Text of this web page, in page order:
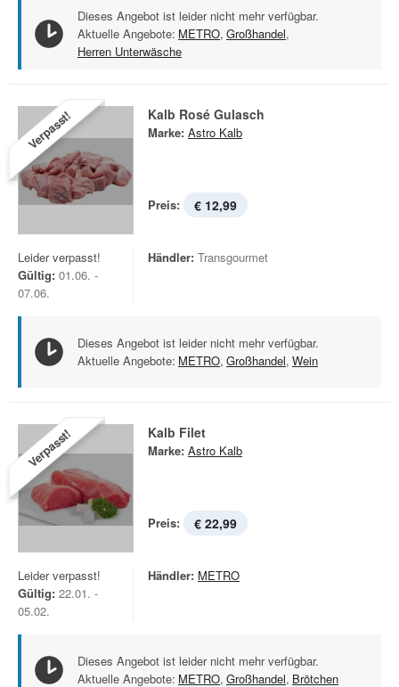
Dieses Angebot ist leider nicht mehr verfügbar.
Aktuelle Angebote: METRO, Großhandel,
Herren Unterwäsche
Verpasst! Kalb Rosé Gulasch
Marke: Astro Kalb
Preis: € 12,99
Leider verpasst!
Gültig: 01.06. -
07.06.
Händler: Transgourmet
Dieses Angebot ist leider nicht mehr verfügbar.
Aktuelle Angebote: METRO, Großhandel, Wein
Verpasst! Kalb Filet
Marke: Astro Kalb
Preis: € 22,99
Leider verpasst!
Gültig: 22.01. -
05.02.
Händler: METRO
Dieses Angebot ist leider nicht mehr verfügbar.
Aktuelle Angebote: METRO, Großhandel, Brötchen